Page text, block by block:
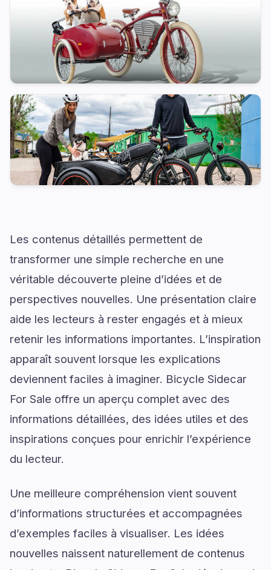
Les contenus détaillés permettent de
transformer une simple recherche en une
véritable découverte pleine d’idées et de
perspectives nouvelles. Une présentation claire
aide les lecteurs à rester engagés et à mieux
retenir les informations importantes. L’inspiration
apparaît souvent lorsque les explications
deviennent faciles à imaginer. Bicycle Sidecar
For Sale offre un aperçu complet avec des
informations détaillées, des idées utiles et des
inspirations conçues pour enrichir l’expérience
du lecteur.
Une meilleure compréhension vient souvent
d’informations structurées et accompagnées
d’exemples faciles à visualiser. Les idées
nouvelles naissent naturellement de contenus